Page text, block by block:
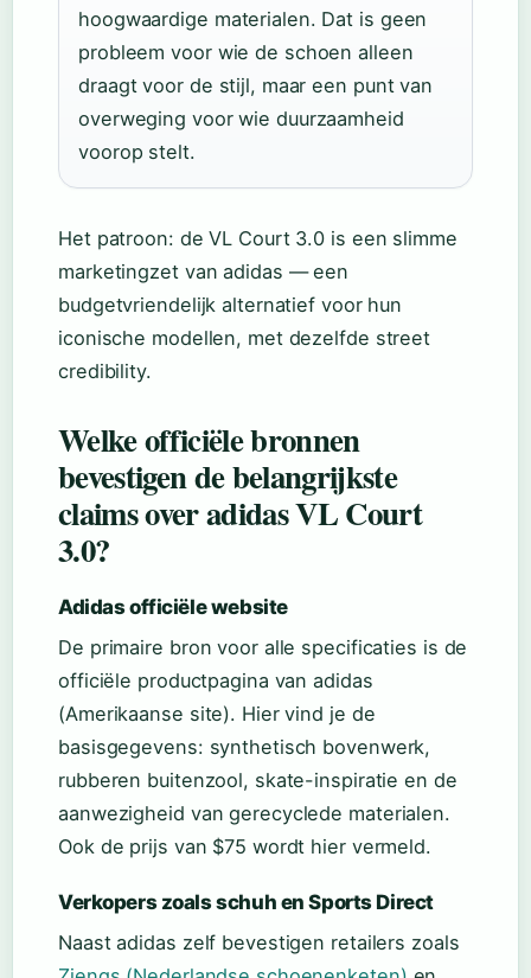
hoogwaardige materialen. Dat is geen
probleem voor wie de schoen alleen
draagt voor de stijl, maar een punt van
overweging voor wie duurzaamheid
voorop stelt.
Het patroon: de VL Court 3.0 is een slimme
marketingzet van adidas — een
budgetvriendelijk alternatief voor hun
iconische modellen, met dezelfde street
credibility.
Welke officiële bronnen
bevestigen de belangrijkste
claims over adidas VL Court
3.0?
Adidas officiële website
De primaire bron voor alle specificaties is de
officiële productpagina van adidas
(Amerikaanse site). Hier vind je de
basisgegevens: synthetisch bovenwerk,
rubberen buitenzool, skate-inspiratie en de
aanwezigheid van gerecyclede materialen.
Ook de prijs van $75 wordt hier vermeld.
Verkopers zoals schuh en Sports Direct
Naast adidas zelf bevestigen retailers zoals